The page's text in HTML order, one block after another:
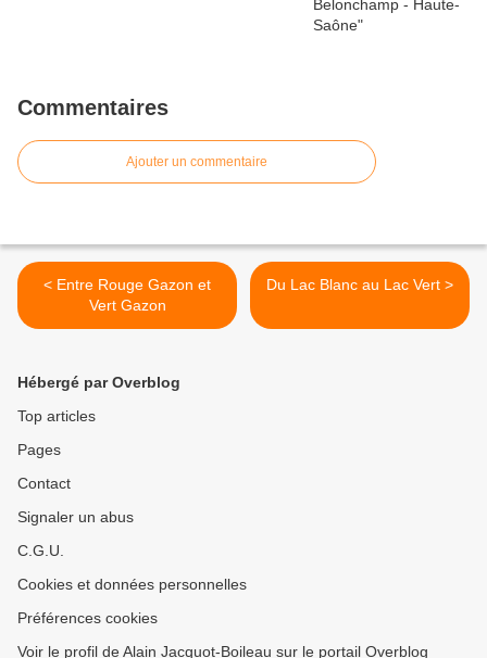
Commentaires
Ajouter un commentaire
< Entre Rouge Gazon et
Vert Gazon
Du Lac Blanc au Lac Vert >
Hébergé par Overblog
Top articles
Pages
Contact
Signaler un abus
C.G.U.
Cookies et données personnelles
Préférences cookies
Voir le profil de Alain Jacquot-Boileau sur le portail Overblog